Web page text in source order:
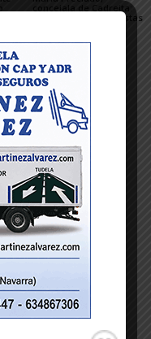
concejala de Cadreita:
«Queremos unas fiestas
sitio»